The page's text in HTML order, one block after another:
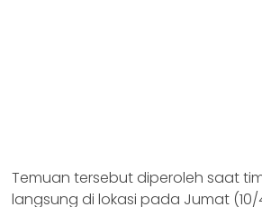
Temuan tersebut diperoleh saat
langsung di lokasi pada Jumat (10/